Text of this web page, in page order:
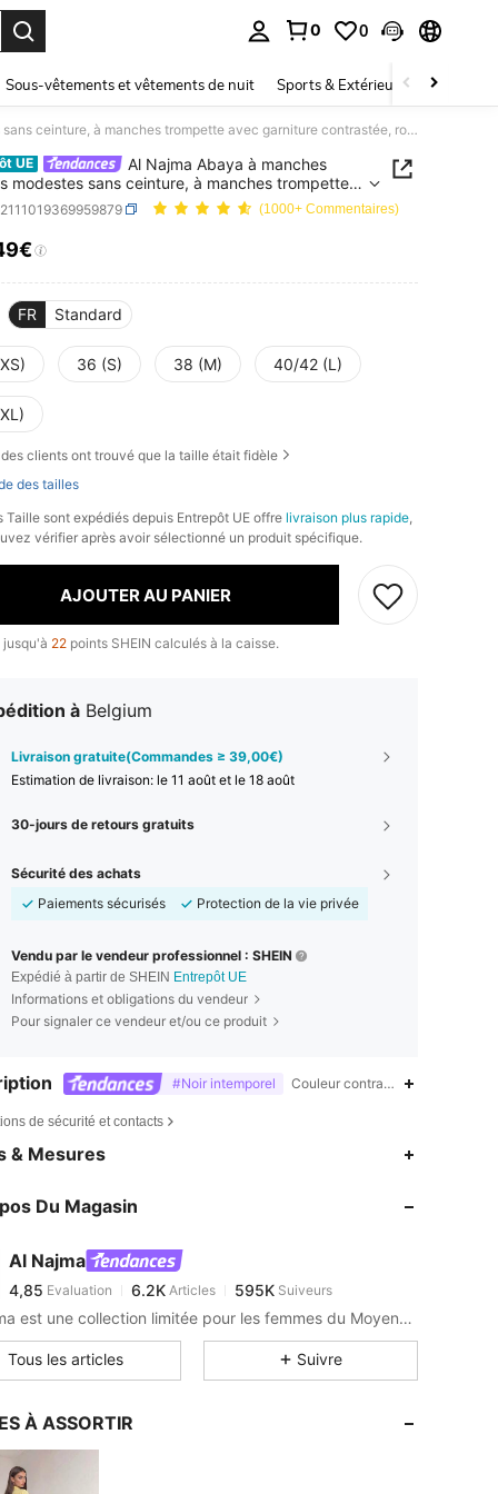
0 0
Sous-vêtements et vêtements de nuit Sports & Extérieur Enfants
Al Najma Abaya à manches longues modestes sans ceinture, à manches trompette avec garniture contrastée, robe
UE
Al Najma Abaya à manches
modestes sans ceinture, à manches trompette
contrastée, robe
(1000+ Commentaires)
AND AVAILABILITY
FR Standard
36 (S) 38 (M) 40/42 (L)
des clients ont trouvé que la taille était fidèle
des tailles
Taille sont expédiés depuis Entrepôt UE offre livraison plus rapide,
vérifier après avoir sélectionné un produit spécifique.
AJOUTER AU PANIER
jusqu'à 22 points SHEIN calculés à la caisse.
à Belgium
Livraison gratuite(Commandes ≥ 39,00€)
Estimation de livraison: le 11 août et le 18 août
30-jours de retours gratuits
Sécurité des achats
Paiements sécurisés
Protection de la vie privée
Vendu par le vendeur professionnel : SHEIN
Expédié à partir de SHEIN Entrepôt UE
Informations et obligations du vendeur
Pour signaler ce vendeur et/ou ce produit
#Noir intemporel Couleur contrastée,Liseré
de sécurité et contacts
& Mesures
Du Magasin
Al Najma
4,85
4,85
6.2K
Evaluation 6.2KArticles
f***iest en train de naviguer
4,85 6.2K
595K
4,85
6.2K
595K
4,85
6.2K
595K
4,85
Al Najma est une collection limitée pour les femmes du Moyen-Orient qui souhaitent combiner glamour modeste et style contemporain.
Tous les articles Suivre
À ASSORTIR